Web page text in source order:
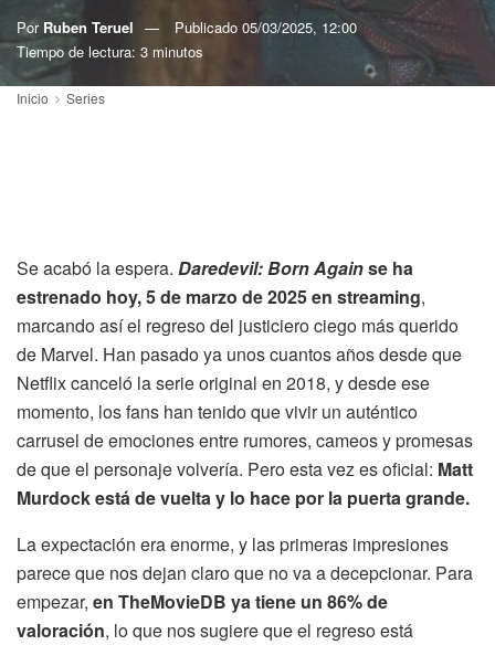
Por Ruben Teruel Publicado 05/03/2025, 12:00
Tiempo de lectura: 3 minutos
Inicio Series
Se acabó la espera. Daredevil: Born Againse ha
estrenado hoy, 5 de marzo de 2025 en streaming,
marcando así el regreso del justiciero ciego más querido
de Marvel. Han pasado ya unos cuantos años desde que
Netflix canceló la serie original en 2018, y desde ese
momento, los fans han tenido que vivir un auténtico
carrusel de emociones entre rumores, cameos y promesas
de que el personaje volvería. Pero esta vez es oficial: Matt
Murdock está de vuelta y lo hace por la puerta grande.
La expectación era enorme, y las primeras impresiones
parece que nos dejan claro que no va a decepcionar. Para
empezar, en TheMovieDB ya tiene un 86% de
valoración, lo que nos sugiere que el regreso está